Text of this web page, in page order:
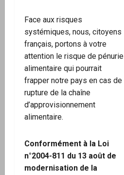
Face aux risques
systémiques, nous, citoyens
français, portons à votre
attention le risque de pénurie
alimentaire qui pourrait
frapper notre pays en cas de
rupture de la chaîne
d’approvisionnement
alimentaire.
Conformément à la Loi
n°2004-811 du 13 août de
modernisation de la